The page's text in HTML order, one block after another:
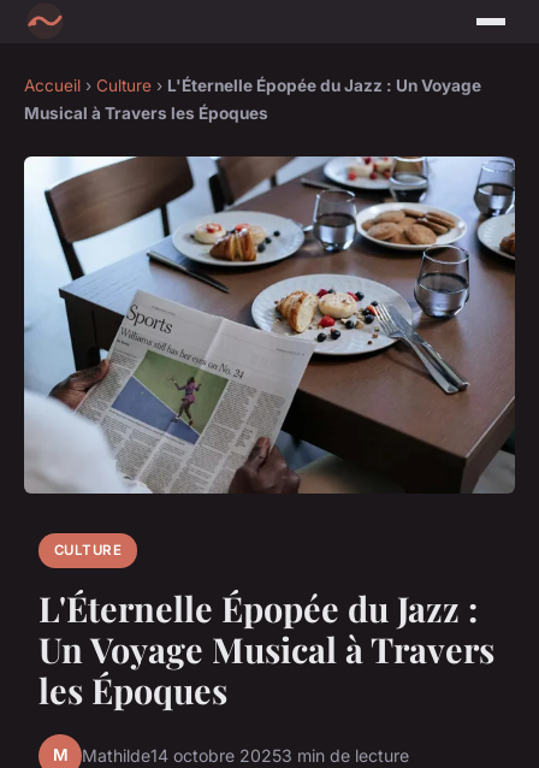
Accueil › Culture › L'Éternelle Épopée du Jazz : Un Voyage
Musical à Travers les Époques
CULTURE
L'Éternelle Épopée du Jazz :
Un Voyage Musical à Travers
les Époques
M Mathilde14 octobre 20253 min de lecture